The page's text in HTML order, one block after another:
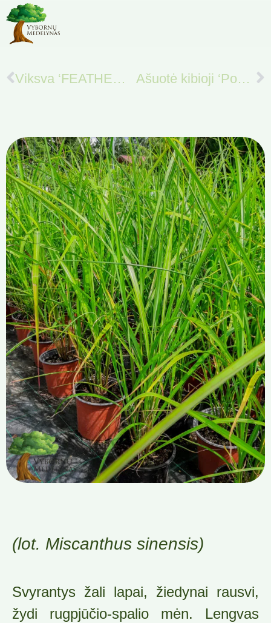
Viksva ‘FEATHER FALLS’ Ašuotė kibioji ‘Pony tails’
(lot. Miscanthus sinensis)
Svyrantys žali lapai, žiedynai rausvi,
žydi rugpjūčio-spalio mėn. Lengvas